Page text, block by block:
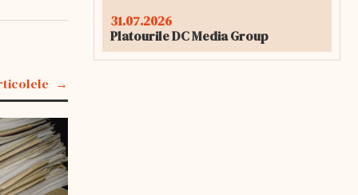
31.07.2026
Platourile DC Media Group